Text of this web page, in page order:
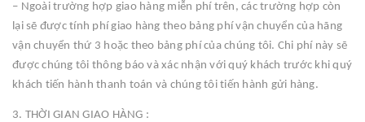
– Ngoài trường hợp giao hàng miễn phí trên, các trường hợp còn
lại sẽ được tính phí giao hàng theo bảng phí vận chuyển của hãng
vận chuyển thứ 3 hoặc theo bảng phí của chúng tôi. Chi phí này sẽ
được chúng tôi thông báo và xác nhận với quý khách trước khi quý
khách tiến hành thanh toán và chúng tôi tiến hành gửi hàng.
3. THỜI GIAN GIAO HÀNG :